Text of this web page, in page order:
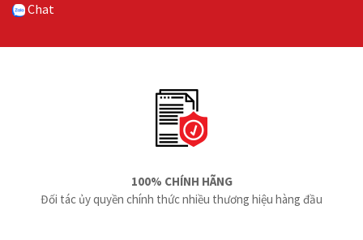
Chat
100% CHÍNH HÃNG
Đối tác ủy quyền chính thức nhiều thương hiệu hàng đầu